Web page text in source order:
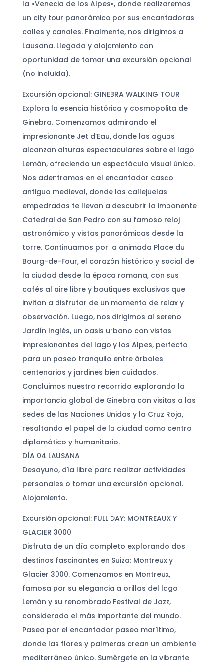
la «Venecia de los Alpes», donde realizaremos
un city tour panorámico por sus encantadoras
calles y canales. Finalmente, nos dirigimos a
Lausana. Llegada y alojamiento con
oportunidad de tomar una excursión opcional
(no incluida).
Excursión opcional: GINEBRA WALKING TOUR
Explora la esencia histórica y cosmopolita de
Ginebra. Comenzamos admirando el
impresionante Jet d’Eau, donde las aguas
alcanzan alturas espectaculares sobre el lago
Lemán, ofreciendo un espectáculo visual único.
Nos adentramos en el encantador casco
antiguo medieval, donde las callejuelas
empedradas te llevan a descubrir la imponente
Catedral de San Pedro con su famoso reloj
astronómico y vistas panorámicas desde la
torre. Continuamos por la animada Place du
Bourg-de-Four, el corazón histórico y social de
la ciudad desde la época romana, con sus
cafés al aire libre y boutiques exclusivas que
invitan a disfrutar de un momento de relax y
observación. Luego, nos dirigimos al sereno
Jardín Inglés, un oasis urbano con vistas
impresionantes del lago y los Alpes, perfecto
para un paseo tranquilo entre árboles
centenarios y jardines bien cuidados.
Concluimos nuestro recorrido explorando la
importancia global de Ginebra con visitas a las
sedes de las Naciones Unidas y la Cruz Roja,
resaltando el papel de la ciudad como centro
diplomático y humanitario.
DÍA 04 LAUSANA
Desayuno, día libre para realizar actividades
personales o tomar una excursión opcional.
Alojamiento.
Excursión opcional: FULL DAY: MONTREAUX Y
GLACIER 3000
Disfruta de un día completo explorando dos
destinos fascinantes en Suiza: Montreux y
Glacier 3000. Comenzamos en Montreux,
famosa por su elegancia a orillas del lago
Lemán y su renombrado Festival de Jazz,
considerado el más importante del mundo.
Pasea por el encantador paseo marítimo,
donde las flores y palmeras crean un ambiente
mediterráneo único. Sumérgete en la vibrante